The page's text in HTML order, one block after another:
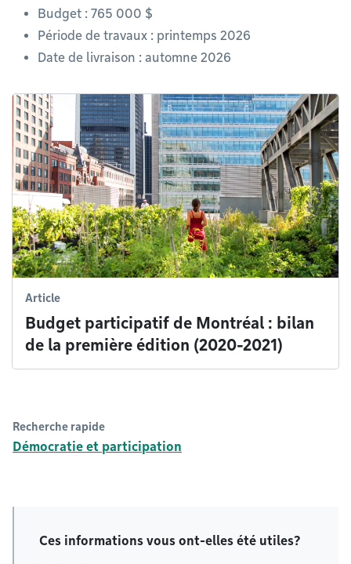
Budget : 765 000 $
Période de travaux : printemps 2026
Date de livraison : automne 2026
Article
Budget participatif de Montréal : bilan
de la première édition (2020-2021)
Recherche rapide
Démocratie et participation
Ces informations vous ont-elles été utiles?